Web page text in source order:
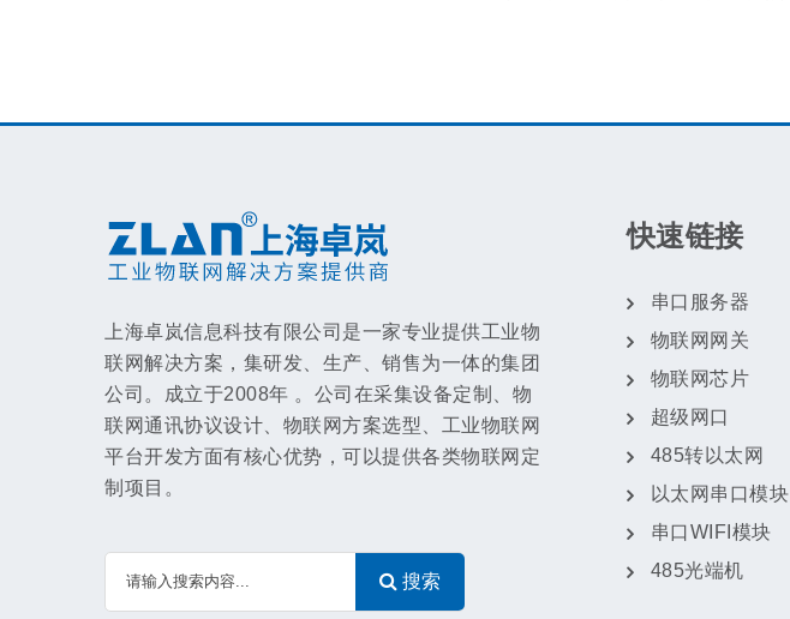
上海卓岚信息科技有限公司是一家专业提供工业物
联网解决方案，集研发、生产、销售为一体的集团
公司。成立于2008年 。公司在采集设备定制、物
联网通讯协议设计、物联网方案选型、工业物联网
平台开发方面有核心优势，可以提供各类物联网定
制项目。
搜索
快速链接
串口服务器
物联网网关
物联网芯片
超级网口
485转以太网
以太网串口模块
串口WIFI模块
485光端机